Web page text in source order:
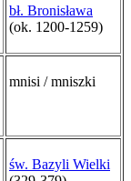
bł. Bronisława
(ok. 1200-1259)
mnisi / mniszki
św. Bazyli Wielki